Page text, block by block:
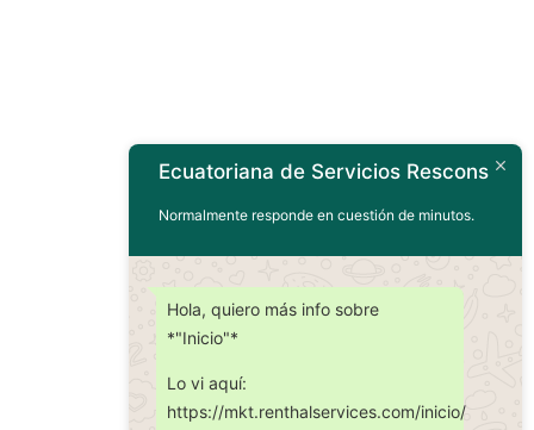
Ecuatoriana de Servicios Rescons
Normalmente responde en cuestión de minutos.
Hola, quiero más info sobre
*"Inicio"*
Lo vi aquí:
https://mkt.renthalservices.com/inicio/